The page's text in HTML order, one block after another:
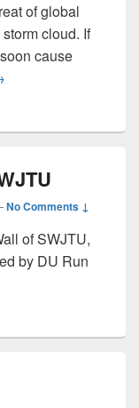
of global
cloud. If
cause
Day
No Comments ↓
of SWJTU,
by DU Run